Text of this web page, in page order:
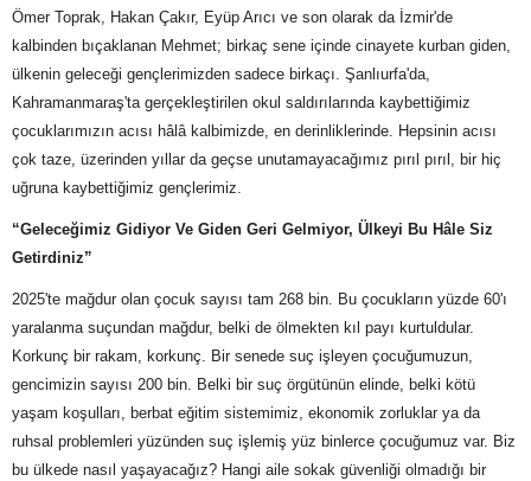
Ömer Toprak, Hakan Çakır, Eyüp Arıcı ve son olarak da İzmir'de
kalbinden bıçaklanan Mehmet; birkaç sene içinde cinayete kurban giden,
ülkenin geleceği gençlerimizden sadece birkaçı. Şanlıurfa'da,
Kahramanmaraş'ta gerçekleştirilen okul saldırılarında kaybettiğimiz
çocuklarımızın acısı hâlâ kalbimizde, en derinliklerinde. Hepsinin acısı
çok taze, üzerinden yıllar da geçse unutamayacağımız pırıl pırıl, bir hiç
uğruna kaybettiğimiz gençlerimiz.
“Geleceğimiz Gidiyor Ve Giden Geri Gelmiyor, Ülkeyi Bu Hâle Siz
Getirdiniz”
2025'te mağdur olan çocuk sayısı tam 268 bin. Bu çocukların yüzde 60'ı
yaralanma suçundan mağdur, belki de ölmekten kıl payı kurtuldular.
Korkunç bir rakam, korkunç. Bir senede suç işleyen çocuğumuzun,
gencimizin sayısı 200 bin. Belki bir suç örgütünün elinde, belki kötü
yaşam koşulları, berbat eğitim sistemimiz, ekonomik zorluklar ya da
ruhsal problemleri yüzünden suç işlemiş yüz binlerce çocuğumuz var. Biz
bu ülkede nasıl yaşayacağız? Hangi aile sokak güvenliği olmadığı bir